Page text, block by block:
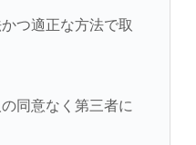
つ適正な方法で取
同意なく第三者に